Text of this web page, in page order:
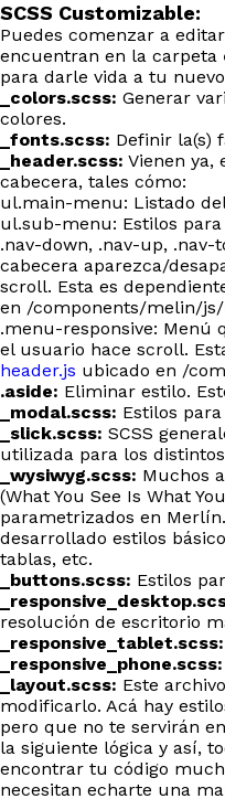
SCSS Customizable:
Puedes comenzar a
encuentran en la carpeta
para darle vida a tu
_colors.scss: Generar
colores.
_fonts.scss: Definir la(s)
_header.scss: Vienen ya,
cabecera, tales cómo:
ul.main-menu: Listado
ul.sub-menu: Estilos
.nav-down, .nav-up, .nav-
cabecera aparezca/
scroll. Esta es
en /components/melin/js/
.menu-responsive: Menú
el usuario hace scroll.
header.js ubicado en /
.aside: Eliminar estilo.
_modal.scss: Estilos
_slick.scss: SCSS
utilizada para los
_wysiwyg.scss: Muchos
(What You See Is What
parametrizados en
desarrollado estilos
tablas, etc.
_buttons.scss: Estilos
resolución de escritorio
_responsive_tablet.scss:
_responsive_phone.scss:
_layout.scss: Este
modificarlo. Acá hay
pero que no te servirán
la siguiente lógica y así,
encontrar tu código
necesitan echarte una